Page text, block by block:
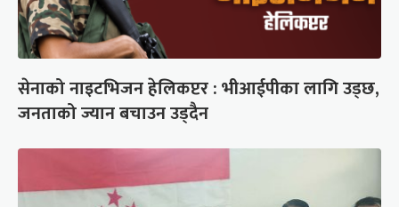
सेनाको नाइटभिजन हेलिकप्टर : भीआईपीका लागि उड्छ,
जनताको ज्यान बचाउन उड्दैन